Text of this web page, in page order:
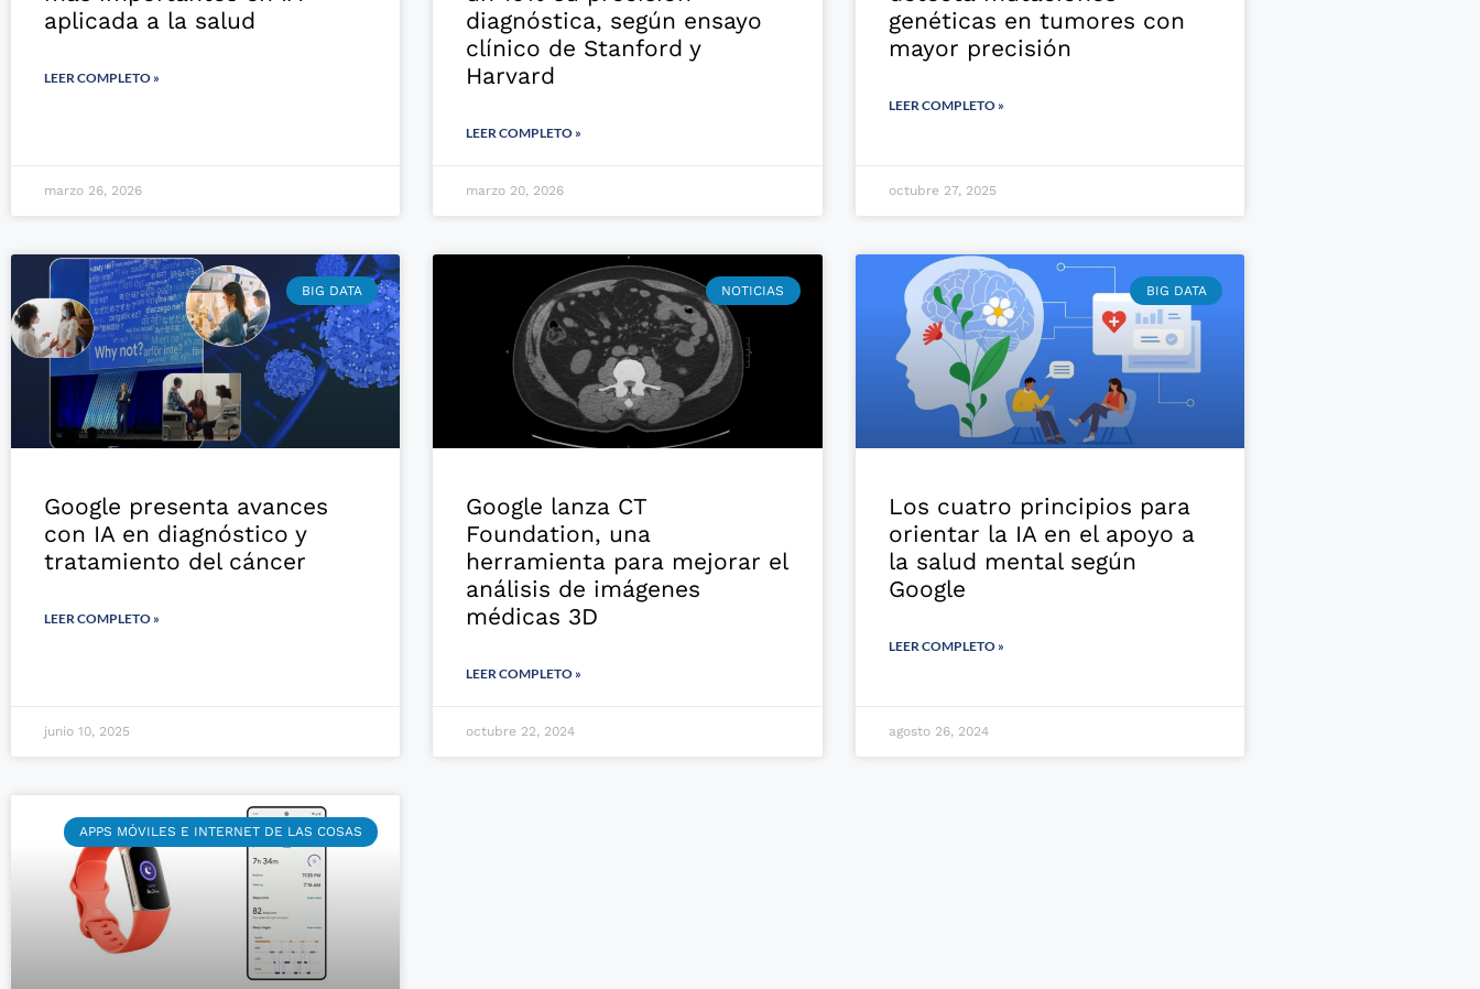
aplicada a la salud
LEER COMPLETO »
marzo 26, 2026
diagnóstica, según ensayo
clínico de Stanford y
Harvard
LEER COMPLETO »
marzo 20, 2026
genéticas en tumores con
mayor precisión
LEER COMPLETO »
octubre 27, 2025
BIG DATA
Google presenta avances
con IA en diagnóstico y
tratamiento del cáncer
LEER COMPLETO »
junio 10, 2025
NOTICIAS
Google lanza CT
Foundation, una
herramienta para mejorar el
análisis de imágenes
médicas 3D
LEER COMPLETO »
octubre 22, 2024
BIG DATA
Los cuatro principios para
orientar la IA en el apoyo a
la salud mental según
Google
LEER COMPLETO »
agosto 26, 2024
APPS MÓVILES E INTERNET DE LAS COSAS